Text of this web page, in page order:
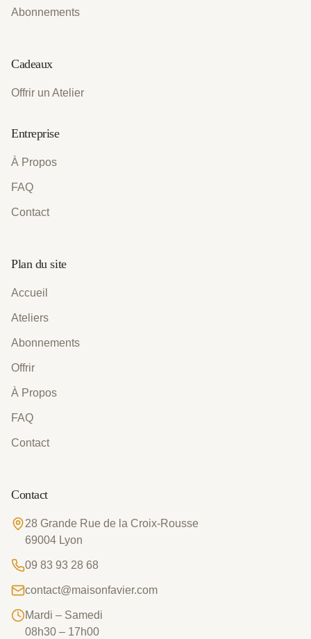
Abonnements
Cadeaux
Offrir un Atelier
Entreprise
À Propos
FAQ
Contact
Plan du site
Accueil
Ateliers
Abonnements
Offrir
À Propos
FAQ
Contact
Contact
28 Grande Rue de la Croix-Rousse
69004 Lyon
09 83 93 28 68
contact@maisonfavier.com
Mardi – Samedi
08h30 – 17h00